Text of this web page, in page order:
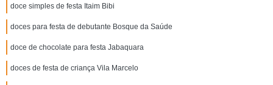
doce simples de festa Itaim Bibi
doces para festa de debutante Bosque da Saúde
doce de chocolate para festa Jabaquara
doces de festa de criança Vila Marcelo